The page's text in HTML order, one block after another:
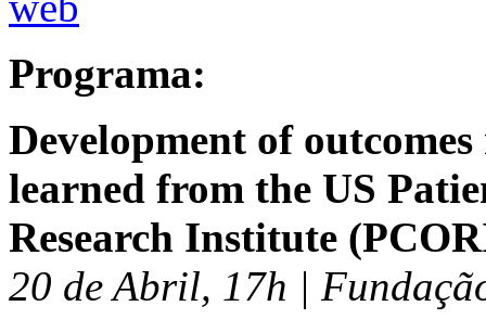
Programa:
Development of
learned from the US
Research Institute
20 de Abril, 17h |